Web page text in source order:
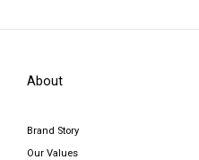
About
Brand Story
Our Values